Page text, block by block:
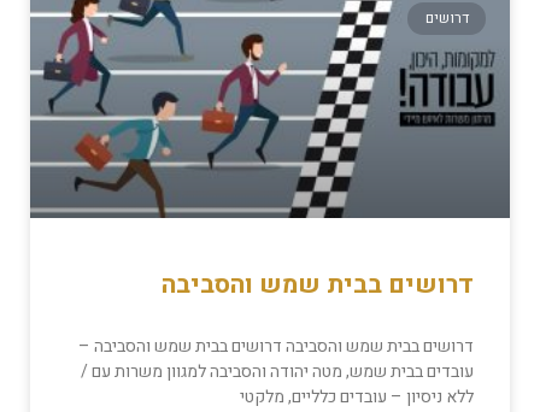
דרושים
דרושים בבית שמש והסביבה
דרושים בבית שמש והסביבה דרושים בבית שמש והסביבה –
עובדים בבית שמש, מטה יהודה והסביבה למגוון משרות עם /
ללא ניסיון – עובדים כלליים, מלקטי